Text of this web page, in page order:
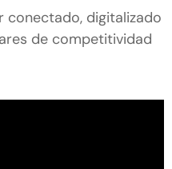
conectado, digitalizado
de competitividad